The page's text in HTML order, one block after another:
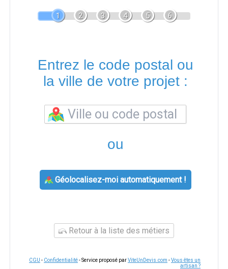
1 2 3 4 5 6
Entrez le code postal ou
la ville de votre projet :
ou
Géolocalisez-moi automatiquement !
Retour à la liste des métiers
CGU - Confidentialité- Service proposé parViteUnDevis.com -Vous êtes un
artisan ?